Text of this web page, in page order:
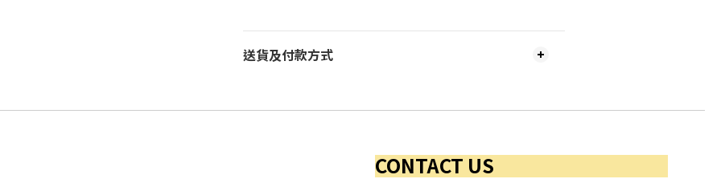
送貨及付款方式
CONTACT US